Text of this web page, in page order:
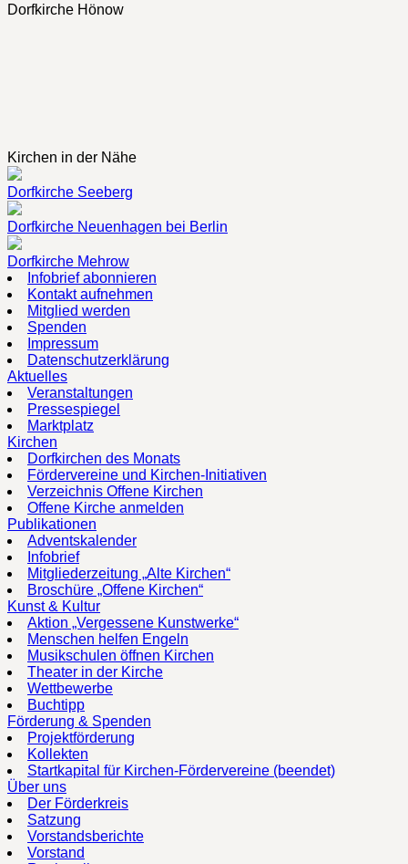
Dorfkirche Hönow
Kirchen in der Nähe
Dorfkirche Seeberg
Dorfkirche Neuenhagen bei Berlin
Dorfkirche Mehrow
Infobrief abonnieren
Kontakt aufnehmen
Mitglied werden
Spenden
Impressum
Datenschutzerklärung
Aktuelles
Veranstaltungen
Pressespiegel
Marktplatz
Kirchen
Dorfkirchen des Monats
Fördervereine und Kirchen-Initiativen
Verzeichnis Offene Kirchen
Offene Kirche anmelden
Publikationen
Adventskalender
Infobrief
Mitgliederzeitung „Alte Kirchen“
Broschüre „Offene Kirchen“
Kunst & Kultur
Aktion „Vergessene Kunstwerke“
Menschen helfen Engeln
Musikschulen öffnen Kirchen
Theater in der Kirche
Wettbewerbe
Buchtipp
Förderung & Spenden
Projektförderung
Kollekten
Startkapital für Kirchen-Fördervereine (beendet)
Über uns
Der Förderkreis
Satzung
Vorstandsberichte
Vorstand